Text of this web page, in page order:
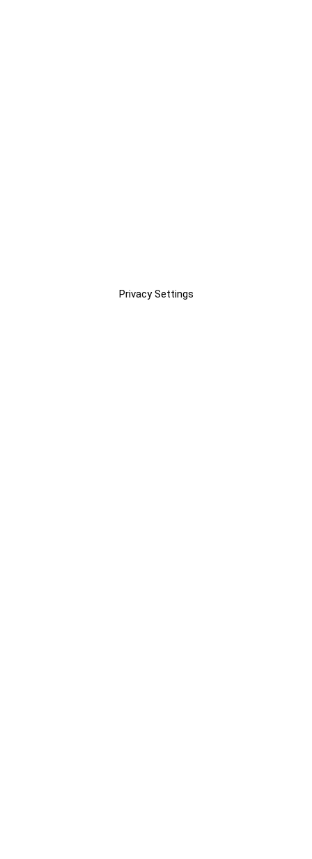
Privacy Settings